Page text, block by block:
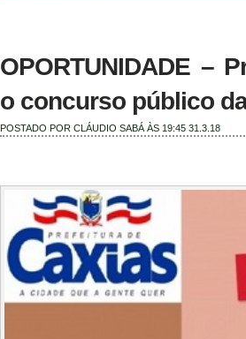
OPORTUNIDADE –
o concurso público
POSTADO POR CLÁUDIO SABÁ ÀS 19:45 31.3.18